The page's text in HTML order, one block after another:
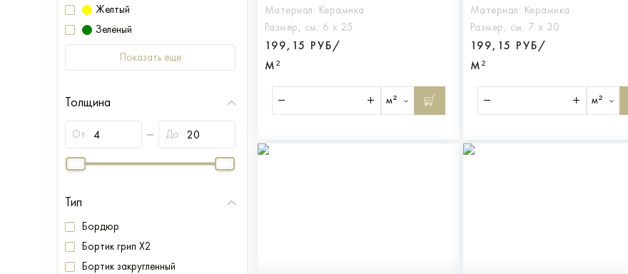
Желтый
Зелёный
Показать еще
Толщина
От До
Тип
Бордюр
Бортик грип X2
Бортик закругленный
Материал: Керамика
Размер, см: 6 х 25
199,15 РУБ/
М²
м²
Материал: Керамика
Размер, см: 7 х 30
199,15 РУБ/
М²
м²